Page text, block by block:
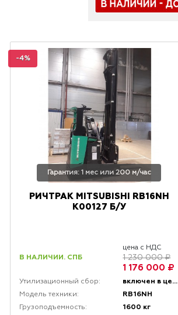
-4%
Гарантия: 1 мес или 200 м/час
РИЧТРАК MITSUBISHI RB16NH
K00127 Б/У
В НАЛИЧИИ. СПБ
цена с НДС
1 230 000 ₽
1 176 000 ₽
Утилизационный сбор: включен в цену
Модель техники: RB16NH
Грузоподъемность: 1600 кг